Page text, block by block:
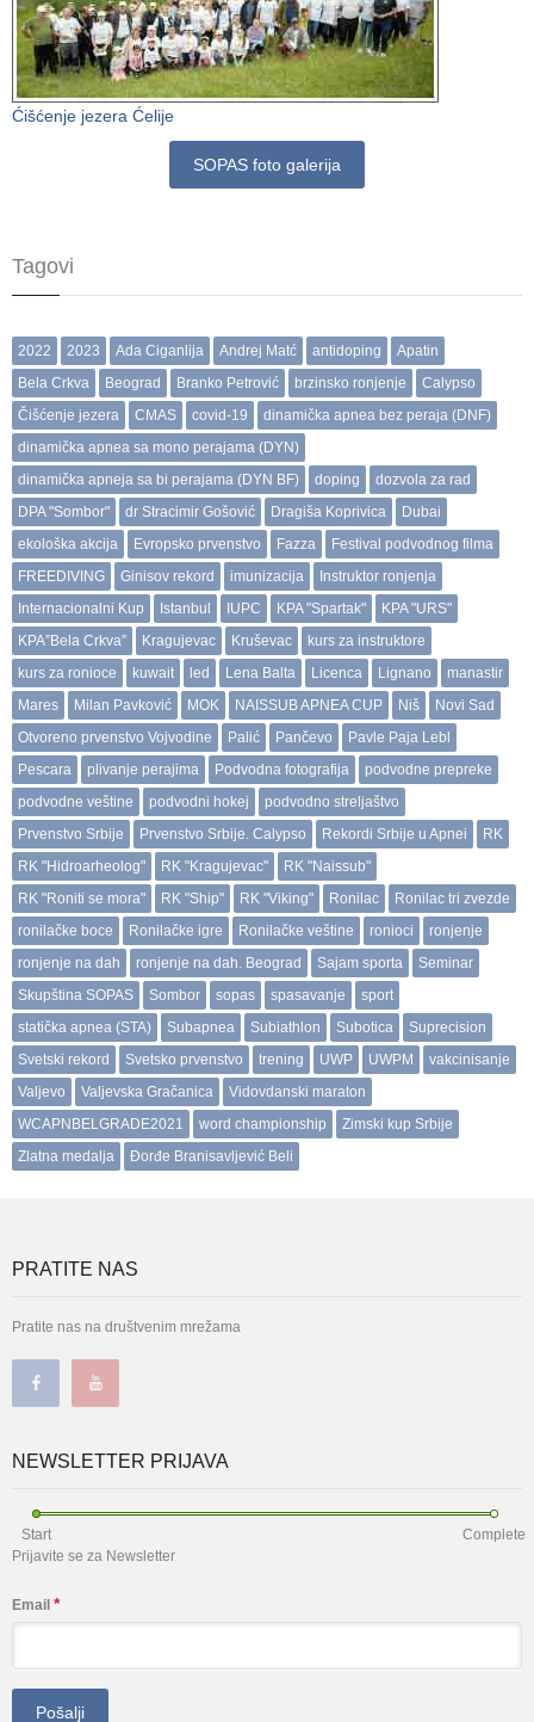
Ćišćenje jezera Ćelije
SOPAS foto galerija
Tagovi
2022 2023 Ada Ciganlija Andrej Matć antidoping
Apatin
Bela Crkva
Beograd Branko Petrović brzinsko ronjenje
Calypso
Čišćenje jezera
CMAS covid-19
dinamička apnea bez peraja (DNF)
dinamička apnea sa mono perajama (DYN)
dinamička apneja sa bi perajama (DYN BF)
doping
dozvola za rad
DPA "Sombor"
dr Stracimir Gošović Dragiša Koprivica
Dubai
ekološka akcija
Evropsko prvenstvo Fazza
Festival podvodnog filma
FREEDIVING
Ginisov rekord imunizacija
Instruktor ronjenja
Internacionalni Kup
Istanbul IUPC KPA "Spartak"
KPA "URS"
KPA”Bela Crkva”
Kragujevac Kruševac
kurs za instruktore
kurs za ronioce
kuwait led Lena Balta Licenca Lignano
manastir
Mares
Milan Pavković MOK NAISSUB APNEA CUP Niš
Novi Sad
Otvoreno prvenstvo Vojvodine
Palić Pančevo
Pavle Paja Lebl
Pescara
plivanje perajima Podvodna fotografija
podvodne prepreke
podvodne veštine
podvodni hokej
podvodno streljaštvo
Prvenstvo Srbije
Prvenstvo Srbije. Calypso Rekordi Srbije u Apnei
RK
RK "Hidroarheolog"
RK "Kragujevac"
RK "Naissub"
RK "Roniti se mora"
RK "Ship" RK "Viking" Ronilac
Ronilac tri zvezde
ronilačke boce
Ronilačke igre Ronilačke veštine ronioci
ronjenje
ronjenje na dah
ronjenje na dah. Beograd Sajam sporta
Seminar
Skupština SOPAS
Sombor sopas spasavanje
sport
statička apnea (STA)
Subapnea Subiathlon Subotica
Suprecision
Svetski rekord
Svetsko prvenstvo trening UWP UWPM
vakcinisanje
Valjevo
Valjevska Gračanica
Vidovdanski maraton
WCAPNBELGRADE2021
word championship
Zimski kup Srbije
Zlatna medalja
Đorđe Branisavljević Beli
PRATITE NAS
Pratite nas na društvenim mrežama
NEWSLETTER PRIJAVA
Start
Complete
Prijavite se za Newsletter
Email *